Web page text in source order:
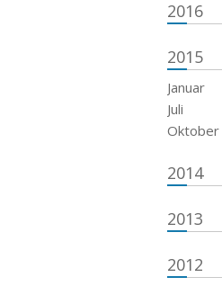
2016
2015
Januar
Juli
Oktober
2014
2013
2012